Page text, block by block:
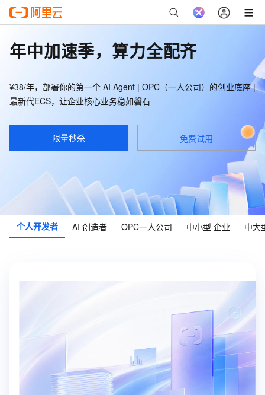
年中加速季，算力全配齐
¥38/年，部署你的第一个 AI Agent | OPC（一人公司）的创业底座 |
最新代ECS，让企业核心业务稳如磐石
限量秒杀 免费试用
个人开发者 AI 创造者 OPC一人公司 中小型 企业 中大